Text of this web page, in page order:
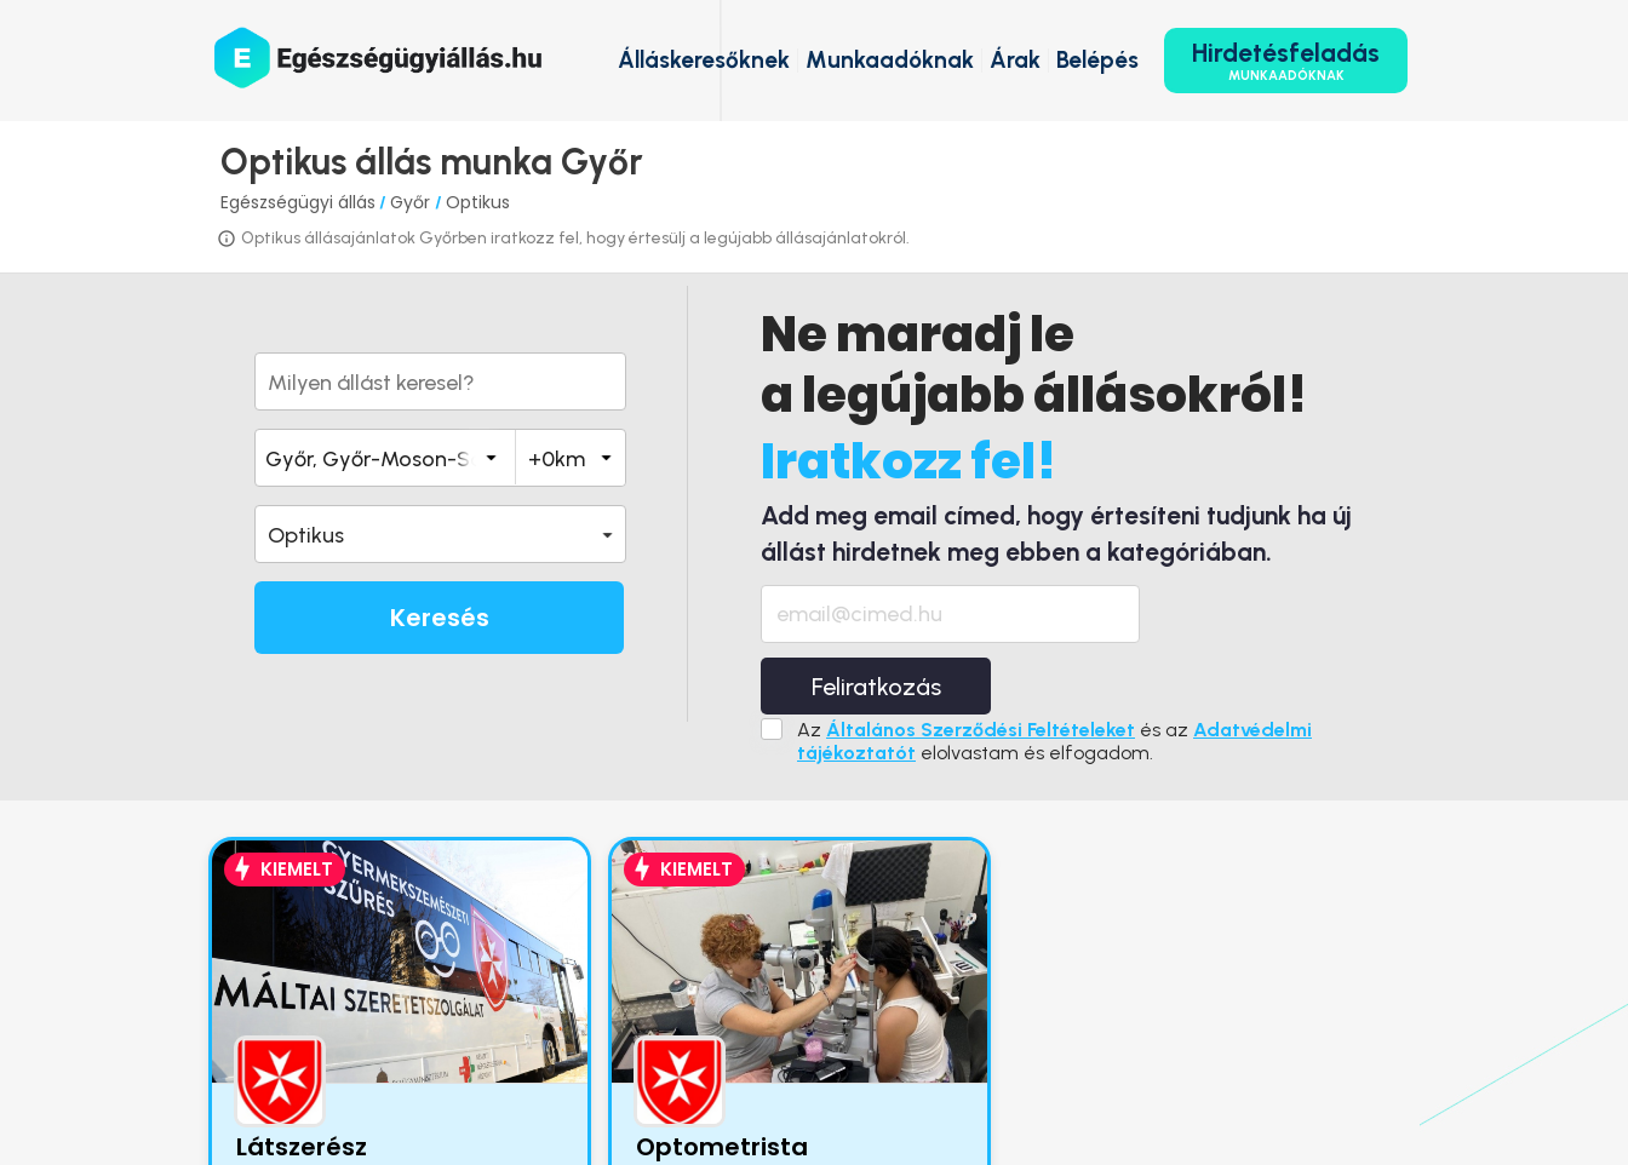
Hirdetésfeladás
MUNKAADÓKNAK
Belépés
Árak
Munkaadóknak
Álláskeresőknek
Optikus állás munka Győr
Egészségügyi állás / Győr / Optikus
Optikus állásajánlatok Győrben iratkozz fel, hogy értesülj a legújabb állásajánlatokról.
Optikus
Keresés
Ne maradj le
a legújabb állásokról!
Iratkozz fel!
Add meg email címed, hogy értesíteni tudjunk ha új
állást hirdetnek meg ebben a kategóriában.
Feliratkozás
Az Általános Szerződési Feltételeket és az Adatvédelmi
tájékoztatót elolvastam és elfogadom.
KIEMELT
Látszerész
KIEMELT
Optometrista